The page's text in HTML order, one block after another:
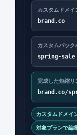
カスタムドメイ
brand.co
カスタムバック
spring-sale
完成した短縮リ
brand.co/
カスタムドメイ
対象プランで編